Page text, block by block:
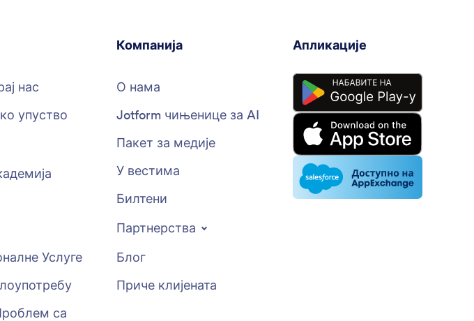
нас
упуство
Услуге
са
Компанија
О нама
Jotform чињенице за AI
Пакет за медије
У вестима
Билтени
Партнерства
Блог
Приче клијената
Апликације